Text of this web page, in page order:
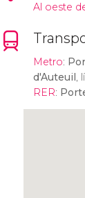
Al oeste
Metro:
d'Auteuil,
RER: